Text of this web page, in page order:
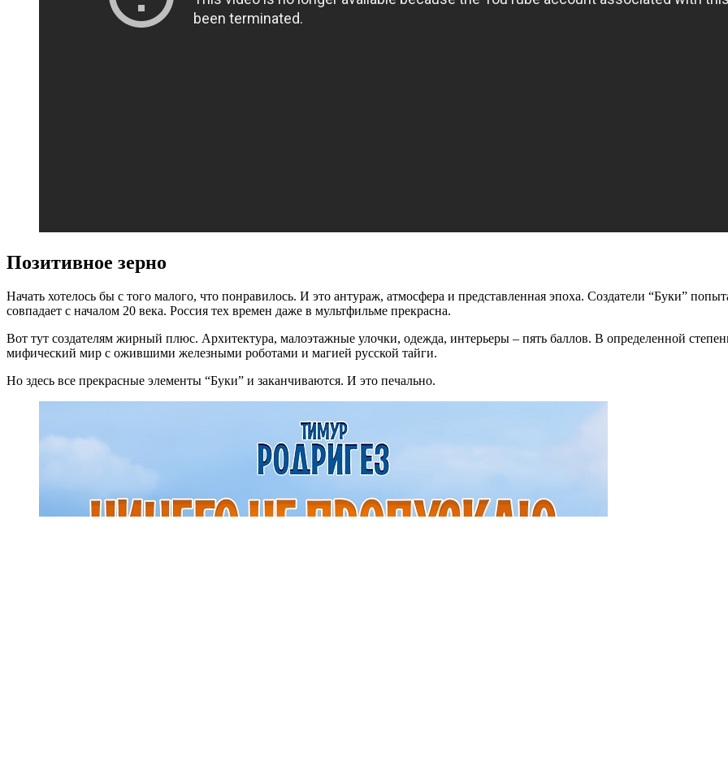
Позитивное зерно
Начать хотелось бы с того малого, что понравилось. И это антураж, атмосфера и представленная эпоха. Создатели “Буки”
совпадает с началом 20 века. Россия тех времен даже в мультфильме прекрасна.
Вот тут создателям жирный плюс. Архитектура, малоэтажные улочки, одежда, интерьеры – пять баллов. В определенной
мифический мир с ожившими железными роботами и магией русской тайги.
Но здесь все прекрасные элементы “Буки” и заканчиваются. И это печально.